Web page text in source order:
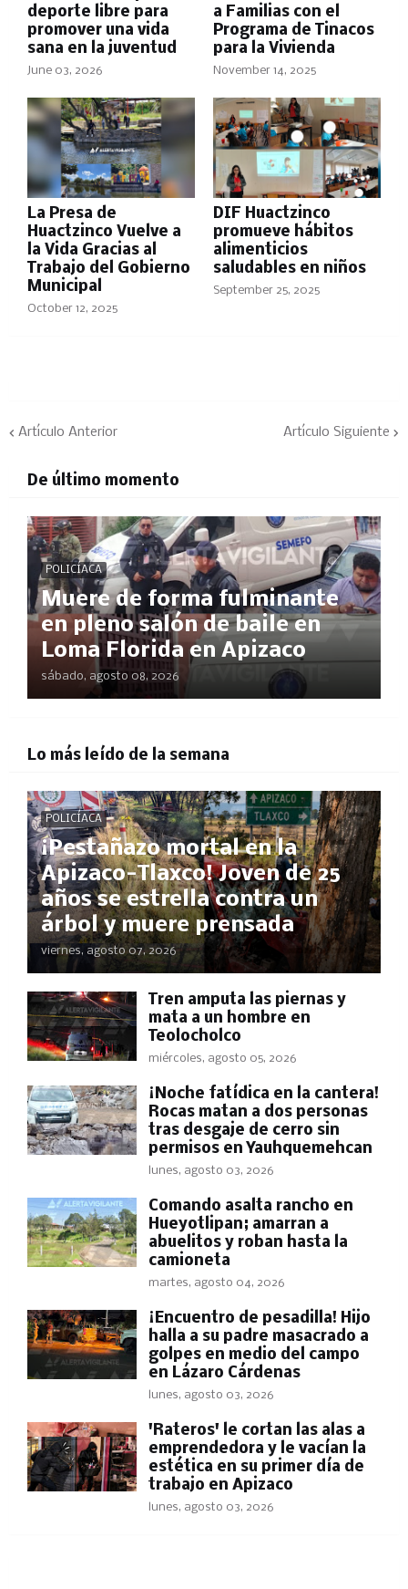
deporte libre para
promover una vida
sana en la juventud
June 03, 2026
a Familias con el
Programa de Tinacos
para la Vivienda
November 14, 2025
La Presa de
Huactzinco Vuelve a
la Vida Gracias al
Trabajo del Gobierno
Municipal
October 12, 2025
DIF Huactzinco
promueve hábitos
alimenticios
saludables en niños
September 25, 2025
Artículo Anterior Artículo Siguiente
De último momento
POLICÍACA
Muere de forma fulminante
en pleno salón de baile en
Loma Florida en Apizaco
sábado, agosto 08, 2026
Lo más leído de la semana
POLICÍACA
¡Pestañazo mortal en la
Apizaco-Tlaxco! Joven de 25
años se estrella contra un
árbol y muere prensada
viernes, agosto 07, 2026
Tren amputa las piernas y
mata a un hombre en
Teolocholco
miércoles, agosto 05, 2026
​¡Noche fatídica en la cantera!
Rocas matan a dos personas
tras desgaje de cerro sin
permisos en Yauhquemehcan
lunes, agosto 03, 2026
Comando asalta rancho en
Hueyotlipan; amarran a
abuelitos y roban hasta la
camioneta
martes, agosto 04, 2026
​¡Encuentro de pesadilla! Hijo
halla a su padre masacrado a
golpes en medio del campo
en Lázaro Cárdenas
lunes, agosto 03, 2026
'Rateros' le cortan las alas a
emprendedora y le vacían la
estética en su primer día de
trabajo en Apizaco
lunes, agosto 03, 2026